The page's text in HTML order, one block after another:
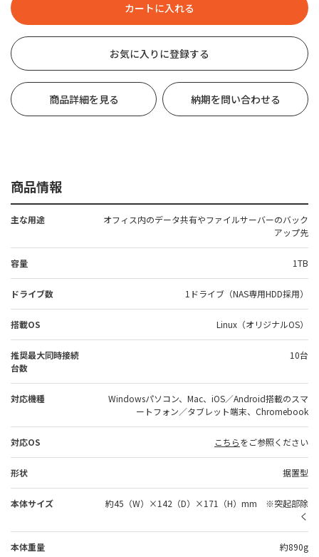
お気に入りに登録する
商品詳細を見る 納期を問い合わせる
商品情報
主な用途
オフィス内のデータ共有やファイルサーバーのバック
アップ先
容量 1TB
ドライブ数 1ドライブ（NAS専用HDD採用）
搭載OS Linux（オリジナルOS）
推奨最大同時接続
台数
10台
対応機種
Windowsパソコン、Mac、iOS／Android搭載のスマ
ートフォン／タブレット端末、Chromebook
対応OS こちらをご参照ください
形状 据置型
本体サイズ
約45（W）×142（D）×171（H）mm ※突起部除
く
本体重量 約890g